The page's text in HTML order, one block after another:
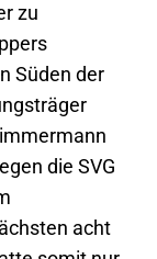
zu
Süden der
die SVG
acht